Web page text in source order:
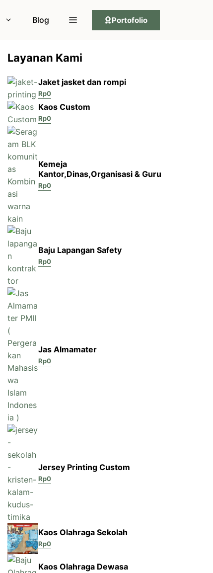
Blog Portofolio
Layanan Kami
Jaket jasket dan rompi
Rp0
Kaos Custom
Rp0
Kemeja
Kantor,Dinas,Organisasi & Guru
Rp0
Baju Lapangan Safety
Rp0
Jas Almamater
Rp0
Jersey Printing Custom
Rp0
Kaos Olahraga Sekolah
Rp0
Kaos Olahraga Dewasa